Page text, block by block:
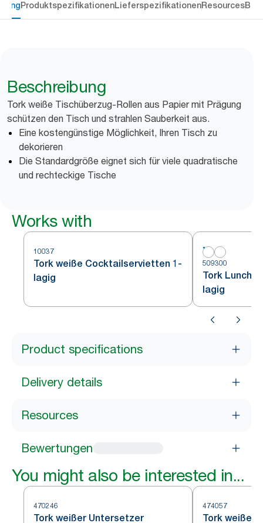
ProduktspezifikationenLieferspezifikationenResources
Beschreibung
Tork weiße Tischüberzug-Rollen aus Papier mit Prägung
schützen den Tisch und strahlen Sauberkeit aus.
Eine kostengünstige Möglichkeit, Ihren Tisch zu
dekorieren
Die Standardgröße eignet sich für viele quadratische
und rechteckige Tische
Works with
10037
Tork weiße Cocktailservietten 1-
lagig
509300
Tork
lagig
Product specifications
Delivery details
Resources
Bewertungen
You might also be interested in...
470246
Tork weißer Untersetzer
474057
Tork weißer